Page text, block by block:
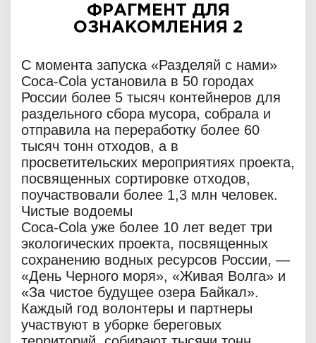
ФРАГМЕНТ ДЛЯ
ОЗНАКОМЛЕНИЯ 2
С момента запуска «Разделяй с нами»
Coca‑Cola установила в 50 городах
России более 5 тысяч контейнеров для
раздельного сбора мусора, собрала и
отправила на переработку более 60
тысяч тонн отходов, а в
просветительских мероприятиях проекта,
посвященных сортировке отходов,
поучаствовали более 1,3 млн человек.
Чистые водоемы
Coca‑Cola уже более 10 лет ведет три
экологических проекта, посвященных
сохранению водных ресурсов России, —
«День Черного моря», «Живая Волга» и
«За чистое будущее озера Байкал».
Каждый год волонтеры и партнеры
участвуют в уборке береговых